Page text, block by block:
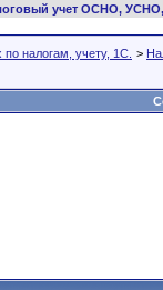
учет ОСНО,
налогам, учету, 1С. >